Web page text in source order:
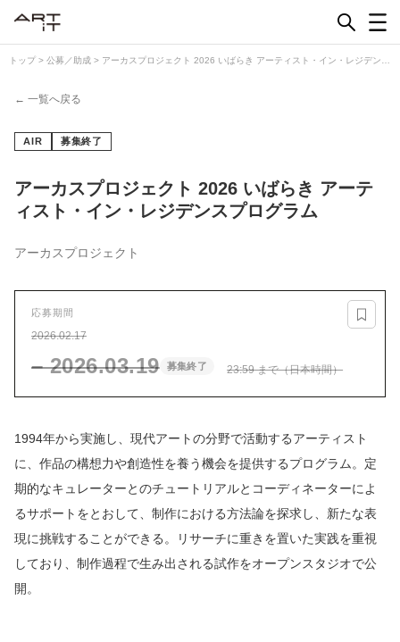
content
トップ > 公募／助成 > アーカスプロジェクト 2026 いばらき アーティスト・イン・レジデンス
← 一覧へ戻る
AIR 募集終了
アーカスプロジェクト 2026 いばらき アーテ
ィスト・イン・レジデンスプログラム
アーカスプロジェクト
応募期間
2026.02.17
– 2026.03.19 募集終了 23:59 まで（日本時間）
1994年から実施し、現代アートの分野で活動するアーティスト
に、作品の構想力や創造性を養う機会を提供するプログラム。定
期的なキュレーターとのチュートリアルとコーディネーターによ
るサポートをとおして、制作における方法論を探求し、新たな表
現に挑戦することができる。リサーチに重きを置いた実践を重視
しており、制作過程で生み出される試作をオープンスタジオで公
開。